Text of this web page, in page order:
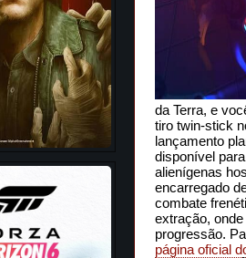
da Terra, e
tiro twin-stick
lançamento
disponível
alienígenas
encarregado
combate
extração,
progressão.
página oficial